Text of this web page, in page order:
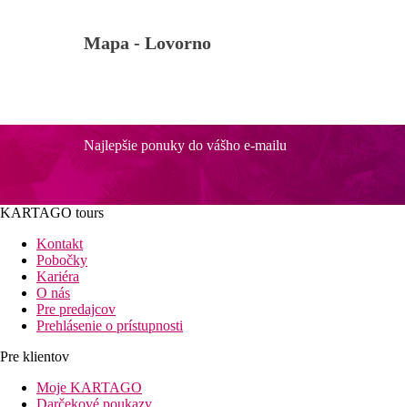
Mapa - Lovorno
Najlepšie ponuky do vášho e-mailu
KARTAGO tours
Kontakt
Pobočky
Kariéra
O nás
Pre predajcov
Prehlásenie o prístupnosti
Pre klientov
Moje KARTAGO